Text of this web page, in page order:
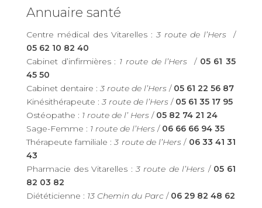
Annuaire santé
Centre médical des Vitarelles : 3 route de l’Hers
/
05 62 10 82 40
Cabinet d’infirmières : 1 route de l’Hers / 05 61 35
45 50
Cabinet dentaire : 3 route de l’Hers/05 61 22 56 87
Kinésithérapeute : 3 route de l’Hers/ 05 61 35 17 95
Ostéopathe : 1 route de l’ Hers/ 05 82 74 21 24
Sage-Femme : 1 route de l’Hers/ 06 66 66 94 35
Thérapeute familiale :3 route de l’Hers /06 33 41 31
43
Pharmacie des Vitarelles :3 route de l’Hers / 05 61
82 03 82
Diététicienne : 13 Chemin du Parc/ 06 29 82 48 62